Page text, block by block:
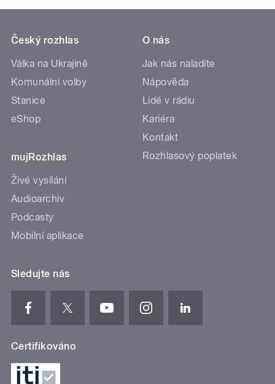
Český rozhlas
Válka na Ukrajině
Komunální volby
Stanice
eShop
mujRozhlas
Živé vysílání
Audioarchiv
Podcasty
Mobilní aplikace
O nás
Jak nás naladíte
Nápověda
Lidé v rádiu
Kariéra
Kontakt
Rozhlasový poplatek
Sledujte nás
Certifikováno